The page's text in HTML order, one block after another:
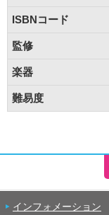
ISBNコード
監修
楽器
難易度
インフォメーション